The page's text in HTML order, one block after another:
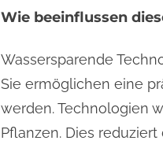
Wie beeinflussen
Wassersparende
Sie ermöglichen eine
werden. Technologien
Pflanzen. Dies